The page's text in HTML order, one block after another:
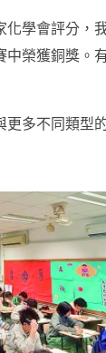
學會評分，
榮獲銅獎。
多不同類型